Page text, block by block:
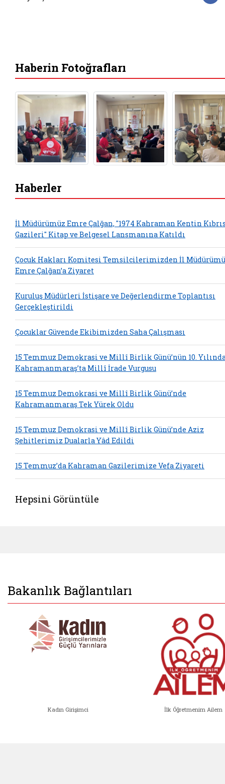
Haberin Fotoğrafları
Haberler
İl Müdürümüz Emre Çalğan, "1974 Kahraman Kentin
Gazileri" Kitap ve Belgesel Lansmanına Katıldı
Çocuk Hakları Komitesi Temsilcilerimizden İl
Emre Çalğan’a Ziyaret
Kuruluş Müdürleri İstişare ve Değerlendirme Toplantısı
Gerçekleştirildi
Çocuklar Güvende Ekibimizden Saha Çalışması
15 Temmuz Demokrasi ve Millî Birlik Günü’nün 10.
Kahramanmaraş’ta Millî İrade Vurgusu
15 Temmuz Demokrasi ve Millî Birlik Günü’nde
Kahramanmaraş Tek Yürek Oldu
15 Temmuz Demokrasi ve Millî Birlik Günü’nde Aziz
Şehitlerimiz Dualarla Yâd Edildi
15 Temmuz’da Kahraman Gazilerimize Vefa Ziyareti
Hepsini Görüntüle
Bakanlık Bağlantıları
Kadın Girişimci İlk Öğretmenim Ailem